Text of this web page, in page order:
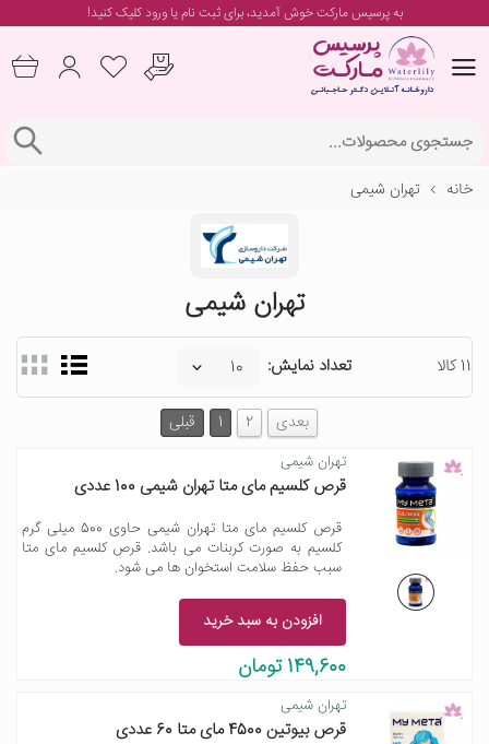
به پرسیس مارکت خوش آمدید، برایثبت نام یا ورودکلیک کنید!
خانه تهران شیمی
تهران شیمی
11 کالا تعداد نمایش:
قبلی 1 2 بعدی
تهران شیمی
قرص کلسیم مای متا تهران شیمی 100 عددی
قرص کلسیم مای متا تهران شیمی حاوی 500 میلی گرم
کلسیم به صورت کربنات می باشد. قرص کلسیم مای متا
سبب حفظ سلامت استخوان ها می شود.
افزودن به سبد خرید
149,600 تومان
تهران شیمی
قرص بیوتین 4500 مای متا 60 عددی